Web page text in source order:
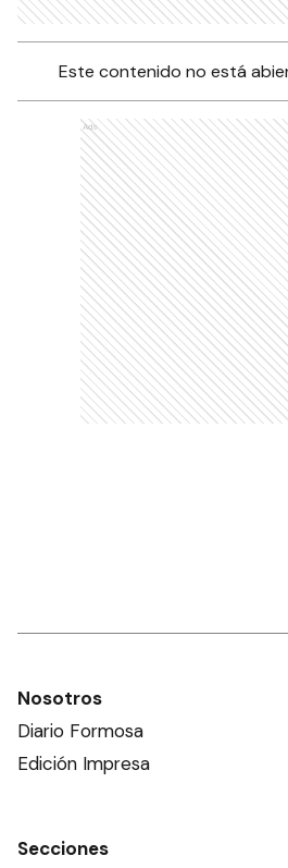
Este contenido no está
Ads
Nosotros
Diario Formosa
Edición Impresa
Secciones